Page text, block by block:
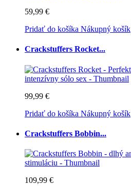
59,99 €
Pridať do košíka Nákupný košík
Crackstuffers Rocket...
99,99 €
Pridať do košíka Nákupný košík
Crackstuffers Bobbin...
109,99 €